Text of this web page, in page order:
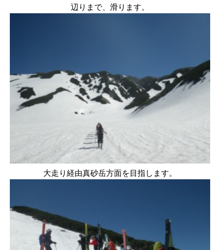
辺りまで、滑ります。
大走り経由真砂岳方面を目指します。